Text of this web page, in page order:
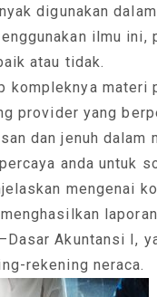
digunakan
ilmu ini,
atau tidak.
kompleknya materi
provider yang
dan jenuh
anda untuk
mengenai
Akuntansi I,
rekening neraca.